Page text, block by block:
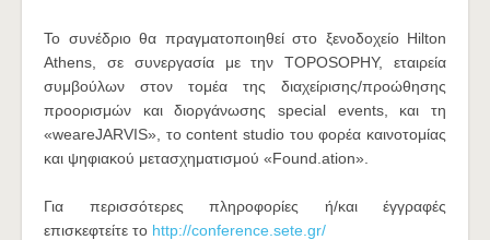
Το συνέδριο θα πραγματοποιηθεί στο ξενοδοχείο Hilton
Athens, σε συνεργασία με την TOPOSOPHY, εταιρεία
συμβούλων στον τομέα της διαχείρισης/προώθησης
προορισμών και διοργάνωσης special events, και τη
«weareJARVIS», το content studio του φορέα καινοτομίας
και ψηφιακού μετασχηματισμού «Found.ation».
Για περισσότερες πληροφορίες ή/και έγγραφές
επισκεφτείτε το http://conference.sete.gr/